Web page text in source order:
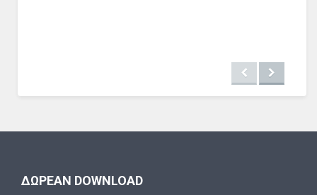
ΔΩΡΕΑΝ DOWNLOAD